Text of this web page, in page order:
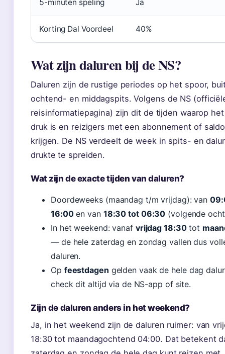
5-minuten speling Ja
Korting Dal Voordeel 40%
Wat zijn daluren bij de NS?
Daluren zijn de rustige periodes op het spoor,
ochtend- en middagspits. Volgens de NS
reisinformatiepagina) zijn dit de tijden waarop
druk is en reizigers met een abonnement of
krijgen. De NS verdeelt de week in spits- en
drukte te spreiden.
Wat zijn de exacte tijden van daluren?
Doordeweeks (maandag t/m vrijdag): van
16:00en van 18:30 tot 06:30 (volgende
In het weekend: vanaf vrijdag 18:30tot
— de hele zaterdag en zondag vallen dus
daluren.
Op feestdagen gelden vaak de hele dag
check dit altijd via de NS-app of site.
Zijn de daluren anders in het weekend?
Ja, in het weekend zijn de daluren ruimer: van
18:30 tot maandagochtend 04:00. Dat betekent